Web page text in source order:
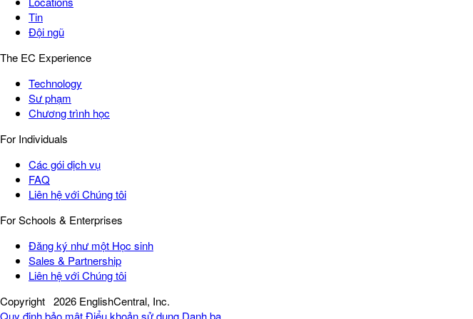
Tin
Đội ngũ
The EC Experience
Technology
Sư phạm
Chương trình học
For Individuals
Các gói dịch vụ
FAQ
Liên hệ với Chúng tôi
For Schools & Enterprises
Đăng ký như một Học sinh
Sales & Partnership
Liên hệ với Chúng tôi
Copyright 2026 EnglishCentral, Inc.